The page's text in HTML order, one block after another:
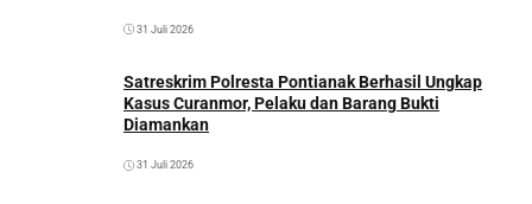
31 Juli 2026
Satreskrim Polresta Pontianak Berhasil Ungkap
Kasus Curanmor, Pelaku dan Barang Bukti
Diamankan
31 Juli 2026